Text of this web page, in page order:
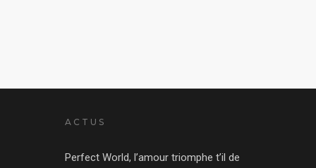
ACTUS
Perfect World, l’amour triomphe t’il de